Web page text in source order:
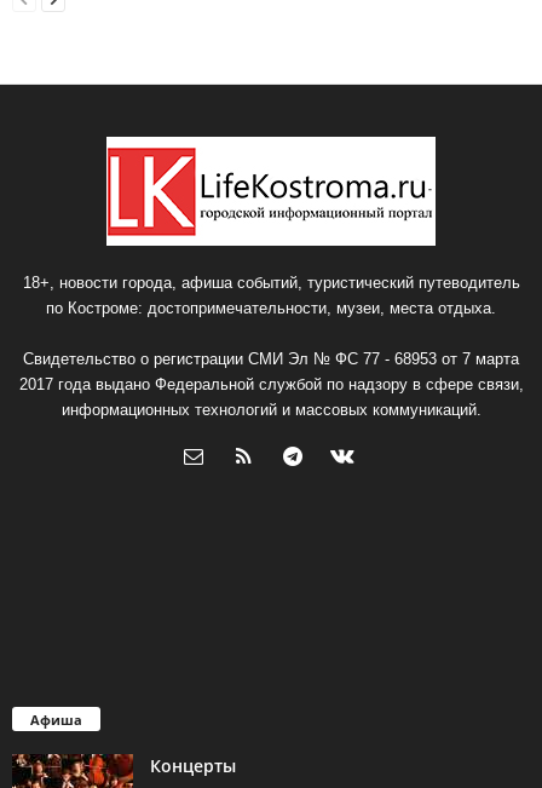
18+, новости города, афиша событий, туристический путеводитель
по Костроме: достопримечательности, музеи, места отдыха.
Свидетельство о регистрации СМИ Эл № ФС 77 - 68953 от 7 марта
2017 года выдано Федеральной службой по надзору в сфере связи,
информационных технологий и массовых коммуникаций.
Афиша
Концерты